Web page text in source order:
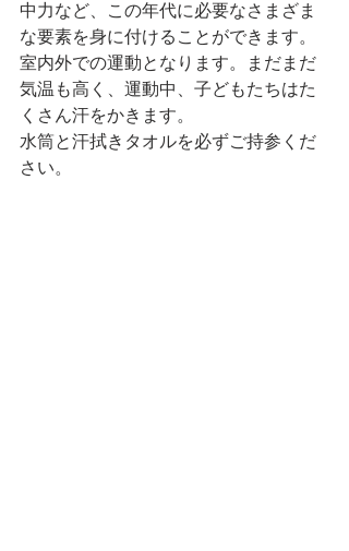
中力など、この年代に必要なさまざま
な要素を身に付けることができます。
室内外での運動となります。まだまだ
気温も高く、運動中、子どもたちはた
くさん汗をかきます。
水筒と汗拭きタオルを必ずご持参くだ
さい。